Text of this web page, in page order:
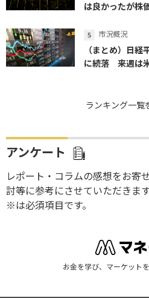
は良かったが株
市況概況
（まとめ）日
に続落 来週は
ランキング一覧
アンケート
レポート・コラムの感想をお寄
討等に参考にさせていただきます
※は必須項目です。
お金を学び、マーケット